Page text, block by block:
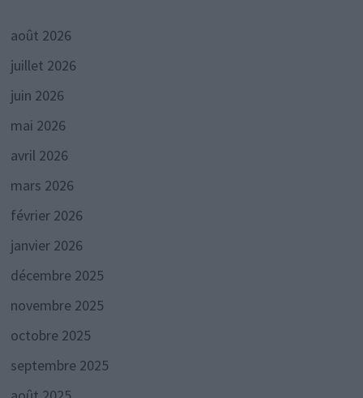
août 2026
juillet 2026
juin 2026
mai 2026
avril 2026
mars 2026
février 2026
janvier 2026
décembre 2025
novembre 2025
octobre 2025
septembre 2025